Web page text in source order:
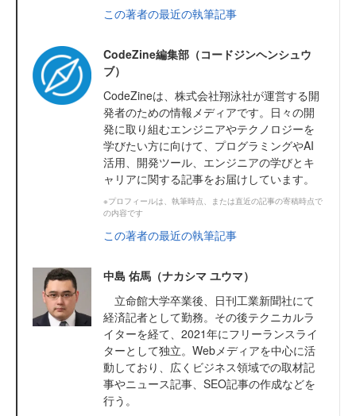
この著者の最近の執筆記事
CodeZine編集部（コードジンヘンシュウ
ブ）
CodeZineは、株式会社翔泳社が運営する開
発者のための情報メディアです。日々の開
発に取り組むエンジニアやテクノロジーを
学びたい方に向けて、プログラミングやAI
活用、開発ツール、エンジニアの学びとキ
ャリアに関する記事をお届けしています。
※プロフィールは、執筆時点、または直近の記事の寄稿時点で
の内容です
この著者の最近の執筆記事
中島 佑馬（ナカシマ ユウマ）
立命館大学卒業後、日刊工業新聞社にて
経済記者として勤務。その後テクニカルラ
イターを経て、2021年にフリーランスライ
ターとして独立。Webメディアを中心に活
動しており、広くビジネス領域での取材記
事やニュース記事、SEO記事の作成などを
行う。